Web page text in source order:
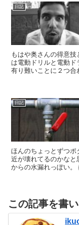
日記
もはや奥さんの得意
は電動ドリルと電動ド
有り難いことに２つ合
日記
ほんのちょっとずつ
近が壊れてるのかなと
からの水漏れっぽい。
この記事を書